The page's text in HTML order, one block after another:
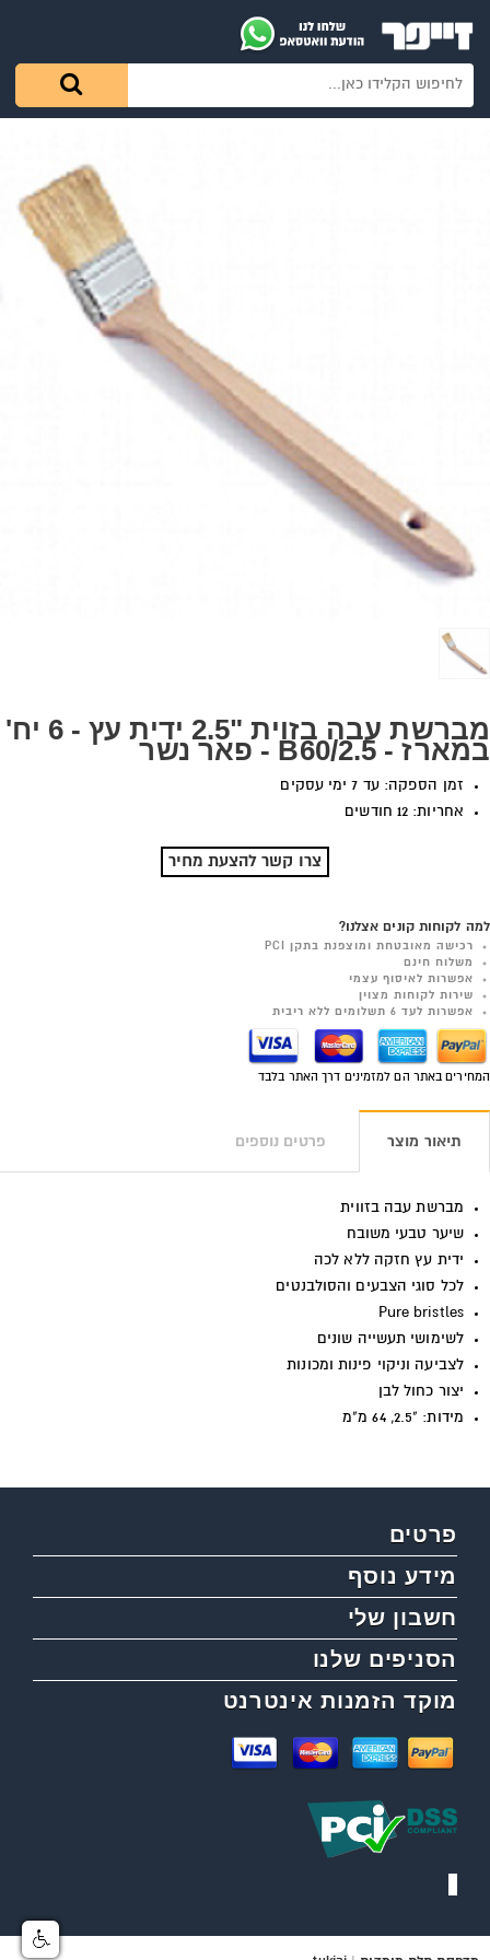
מברשת עבה בזוית "2.5 ידית עץ - 6 יח'
במארז - B60/2.5 - פאר נשר
זמן הספקה: עד 7 ימי עסקים
אחריות: 12 חודשים
צרו קשר להצעת מחיר
למה לקוחות קונים אצלנו?
רכישה מאובטחת ומוצפנת בתקן PCI
משלוח חינם
אפשרות לאיסוף עצמי
שירות לקוחות מצוין
אפשרות לעד 6 תשלומים ללא ריבית
המחירים באתר הם למזמינים דרך האתר בלבד
תיאור מוצר פרטים נוספים
מברשת עבה בזווית
שיער טבעי משובח
ידית עץ חזקה ללא לכה
לכל סוגי הצבעים והסולבנטים
Pure bristles
לשימושי תעשייה שונים
לצביעה וניקוי פינות ומכונות
יצור כחול לבן
מידות: "2.5, 64 מ"מ
פרטים
מידע נוסף
חשבון שלי
הסניפים שלנו
מוקד הזמנות אינטרנט